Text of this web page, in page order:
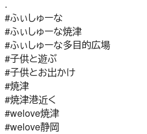
.
#ふぃしゅーな
#ふぃしゅーな焼津
#ふぃしゅーな多目的広場
#子供と遊ぶ
#子供とお出かけ
#焼津
#焼津港近く
#welove焼津
#welove静岡